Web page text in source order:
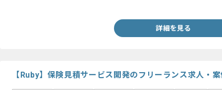
詳細を見る
【Ruby】保険見積サービス開発のフリーランス求人・